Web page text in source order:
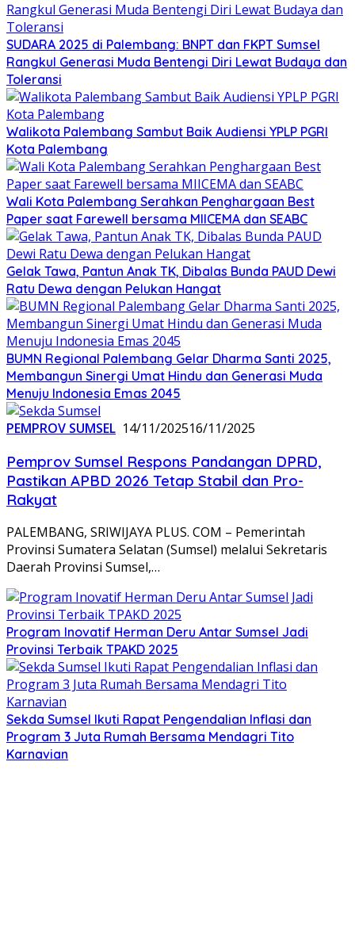
SUDARA 2025 di Palembang: BNPT dan FKPT Sumsel
Rangkul Generasi Muda Bentengi Diri Lewat Budaya dan
Toleransi
Walikota Palembang Sambut Baik Audiensi YPLP PGRI
Kota Palembang
Wali Kota Palembang Serahkan Penghargaan Best
Paper saat Farewell bersama MIICEMA dan SEABC
Gelak Tawa, Pantun Anak TK, Dibalas Bunda PAUD Dewi
Ratu Dewa dengan Pelukan Hangat
BUMN Regional Palembang Gelar Dharma Santi 2025,
Membangun Sinergi Umat Hindu dan Generasi Muda
Menuju Indonesia Emas 2045
PEMPROV SUMSEL 14/11/202516/11/2025
Pemprov Sumsel Respons Pandangan DPRD,
Pastikan APBD 2026 Tetap Stabil dan Pro-
Rakyat
PALEMBANG, SRIWIJAYA PLUS. COM – Pemerintah
Provinsi Sumatera Selatan (Sumsel) melalui Sekretaris
Daerah Provinsi Sumsel,…
Program Inovatif Herman Deru Antar Sumsel Jadi
Provinsi Terbaik TPAKD 2025
Sekda Sumsel Ikuti Rapat Pengendalian Inflasi dan
Program 3 Juta Rumah Bersama Mendagri Tito
Karnavian